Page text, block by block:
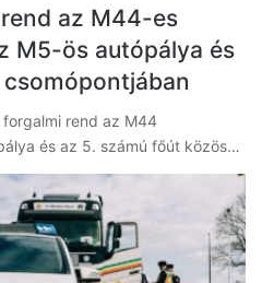
az M44-es
M5-ös autópálya és
rend az M44
és az 5. számú főút közös…